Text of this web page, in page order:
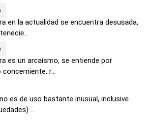
en la actualidad se encuentra desusada,
es un arcaísmo, se entiende por
r...
es de uso bastante inusual, inclusive
...